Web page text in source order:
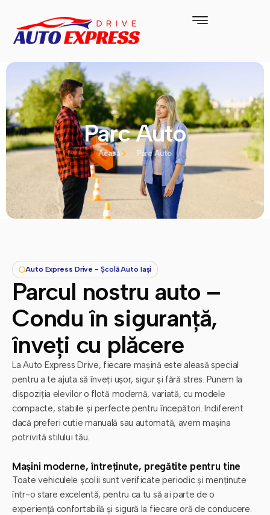
Parc Auto
Acasă Parc Auto
Auto Express Drive - Școlă Auto Iași
Parcul nostru auto –
Condu în siguranță,
înveți cu plăcere
La Auto Express Drive, fiecare mașină este aleasă special
pentru a te ajuta să înveți ușor, sigur și fără stres. Punem la
dispoziția elevilor o flotă modernă, variată, cu modele
compacte, stabile și perfecte pentru începători. Indiferent
dacă preferi cutie manuală sau automată, avem mașina
potrivită stilului tău.
Mașini moderne, întreținute, pregătite pentru tine
Toate vehiculele școlii sunt verificate periodic și menținute
într-o stare excelentă, pentru ca tu să ai parte de o
experiență confortabilă și sigură la fiecare oră de conducere.